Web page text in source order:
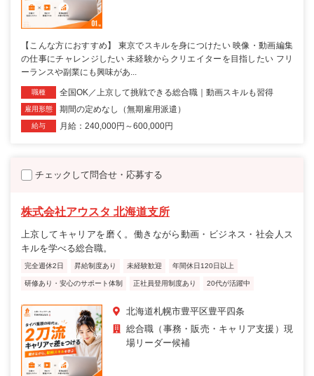
【こんな方におすすめ】 東京でスキルを身につけたい 映像・動画編集
の仕事にチャレンジしたい 未経験からクリエイターを目指したい フリ
ーランスや副業にも興味があ...
職種 全国OK／上京して挑戦できる総合職｜動画スキルも習得
雇用形態 期間の定めなし（無期雇用派遣）
給与 月給：240,000円～600,000円
チェックして問合せ・応募する
株式会社アウスタ 北海道支所
上京してキャリアを磨く。働きながら動画・ビジネス・社会人ス
キルを学べる総合職。
完全週休2日 昇給制度あり 未経験歓迎 年間休日120日以上
研修あり・安心のサポート体制 正社員登用制度あり 20代が活躍中
北海道札幌市豊平区豊平四条
総合職（事務・販売・キャリア支援）現
場リーダー候補